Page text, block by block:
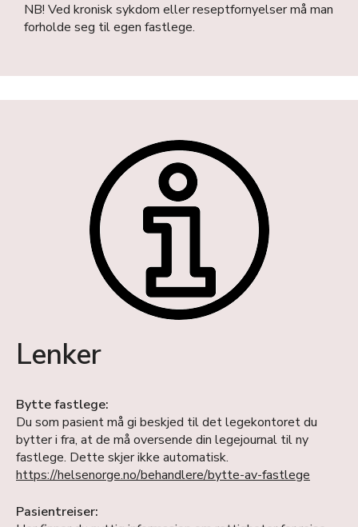
NB! Ved kronisk sykdom eller reseptfornyelser må man
forholde seg til egen fastlege.
Lenker
Bytte fastlege:
Du som pasient må gi beskjed til det legekontoret du
bytter i fra, at de må oversende din legejournal til ny
fastlege. Dette skjer ikke automatisk.
https://helsenorge.no/behandlere/bytte-av-fastlege
Pasientreiser: